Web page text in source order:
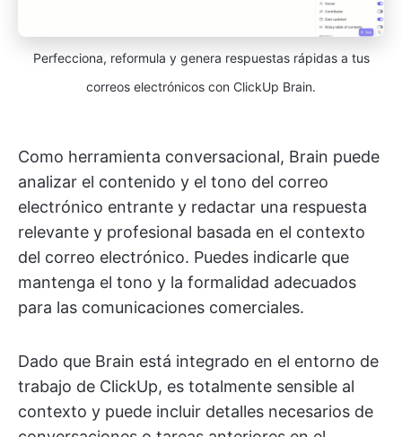
Perfecciona, reformula y genera respuestas rápidas a tus
correos electrónicos con ClickUp Brain.
Como herramienta conversacional, Brain puede
analizar el contenido y el tono del correo
electrónico entrante y redactar una respuesta
relevante y profesional basada en el contexto
del correo electrónico. Puedes indicarle que
mantenga el tono y la formalidad adecuados
para las comunicaciones comerciales.
Dado que Brain está integrado en el entorno de
trabajo de ClickUp, es totalmente sensible al
contexto y puede incluir detalles necesarios de